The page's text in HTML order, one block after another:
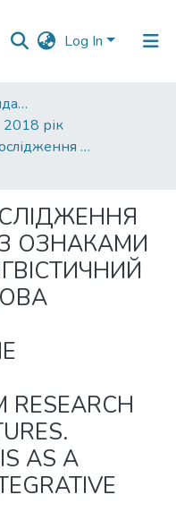
Log In
Періодичні наукові видання НАВС
2018 рік
Проблеми дослідження речових доказів
ОЗНАКАМИ
RESEARCH
AS A